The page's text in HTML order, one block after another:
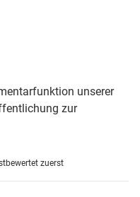
unserer
zur
zuerst